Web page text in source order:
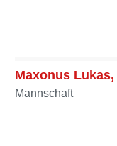
Maxonus Lukas,
Mannschaft